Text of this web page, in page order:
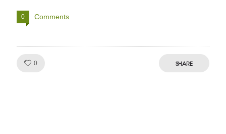
0 Comments
0 SHARE